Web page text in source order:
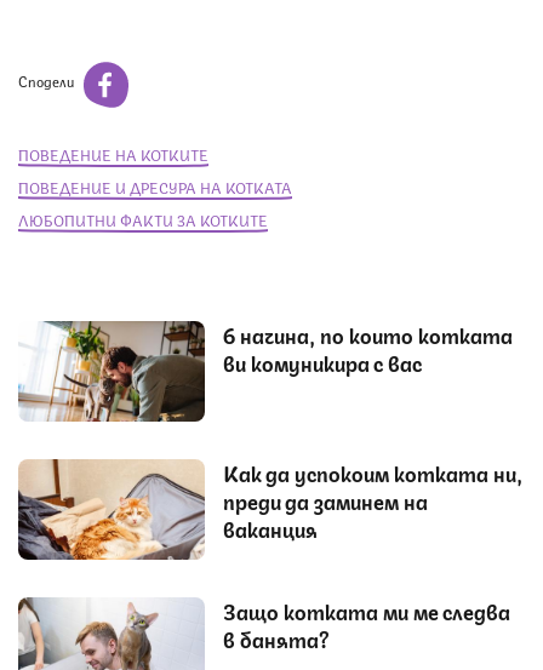
Сподели
ПОВЕДЕНИЕ НА КОТКИТЕ
ПОВЕДЕНИЕ И ДРЕСУРА НА КОТКАТА
ЛЮБОПИТНИ ФАКТИ ЗА КОТКИТЕ
6 начина, по които котката
ви комуникира с вас
Как да успокоим котката ни,
преди да заминем на
ваканция
Защо котката ми ме следва
в банята?